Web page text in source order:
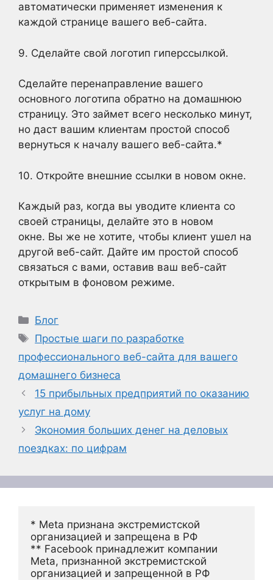
автоматически применяет изменения к
каждой странице вашего веб-сайта.
9. Сделайте свой логотип гиперссылкой.
Сделайте перенаправление вашего
основного логотипа обратно на домашнюю
страницу. Это займет всего несколько минут,
но даст вашим клиентам простой способ
вернуться к началу вашего веб-сайта.*
10. Откройте внешние ссылки в новом окне.
Каждый раз, когда вы уводите клиента со
своей страницы, делайте это в новом
окне. Вы же не хотите, чтобы клиент ушел на
другой веб-сайт. Дайте им простой способ
связаться с вами, оставив ваш веб-сайт
открытым в фоновом режиме.
Рубрики
Блог
Метки
Простые шаги по разработке
профессионального веб-сайта для вашего
домашнего бизнеса
15 прибыльных предприятий по оказанию
услуг на дому
Экономия больших денег на деловых
поездках: по цифрам
* Meta признана экстремистской
организацией и запрещена в РФ
** Facebook принадлежит компании
Meta, признанной экстремистской
организацией и запрещенной в РФ